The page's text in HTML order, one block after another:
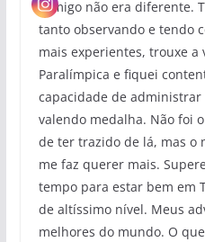
comigo não era diferente.
tanto observando e tendo
mais experientes, trouxe a
Paralímpica e fiquei
capacidade de
valendo medalha. Não foi
de ter trazido de lá, mas o
me faz querer mais.
tempo para estar bem em
de altíssimo nível. Meus
melhores do mundo. O